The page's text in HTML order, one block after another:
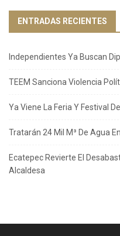
ENTRADAS RECIENTES
Independientes Ya Buscan
TEEM Sanciona Violencia
Ya Viene La Feria Y Festival
Tratarán 24 Mil M³ De Agua
Ecatepec Revierte El
Alcaldesa